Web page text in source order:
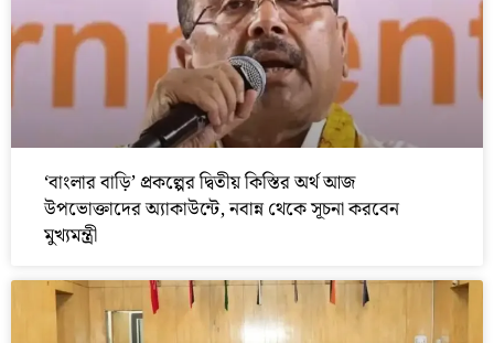
‘বাংলার বাড়ি’ প্রকল্পের দ্বিতীয় কিস্তির অর্থ আজ
উপভোক্তাদের অ্যাকাউন্টে, নবান্ন থেকে সূচনা করবেন
মুখ্যমন্ত্রী